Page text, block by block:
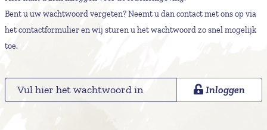
Bent u uw wachtwoord vergeten? Neemt u dan contact met ons op via
hetcontactformulieren wij sturen u het wachtwoord zo snel mogelijk
toe.
Inloggen